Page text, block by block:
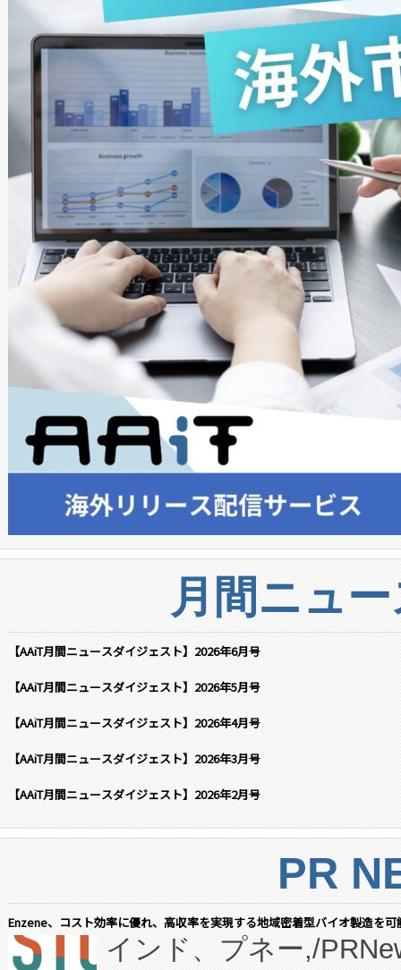
月間ニュ
【AAiT月間ニュースダイジェスト】2026年6月号
【AAiT月間ニュースダイジェスト】2026年5月号
【AAiT月間ニュースダイジェスト】2026年4月号
【AAiT月間ニュースダイジェスト】2026年3月号
【AAiT月間ニュースダイジェスト】2026年2月号
PR
Enzene、コスト効率に優れ、高収率を実現する地域密着型バイオ製造を
インド、プネー,/